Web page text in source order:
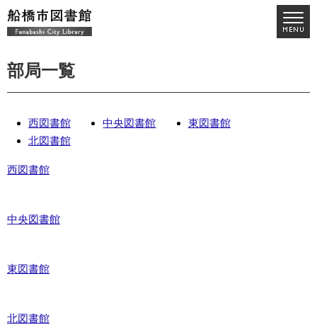
部局一覧
西図書館 中央図書館
東図書館
北図書館
西図書館
中央図書館
東図書館
北図書館